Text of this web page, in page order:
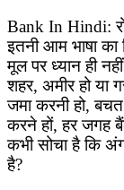
Bank In Hindi:
इतनी आम भाषा
मूल पर ध्यान ही
शहर, अमीर हो या
जमा करनी हो,
करने हों, हर जगह
कभी सोचा है कि
है?